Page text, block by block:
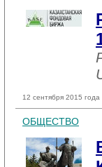
12 сентября 2015 года
ОБЩЕСТВО